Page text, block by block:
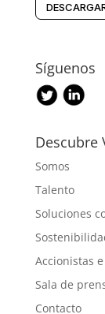
Síguenos
Descubre
Somos
Talento
Soluciones
Accionistas
Sala de
Contacto